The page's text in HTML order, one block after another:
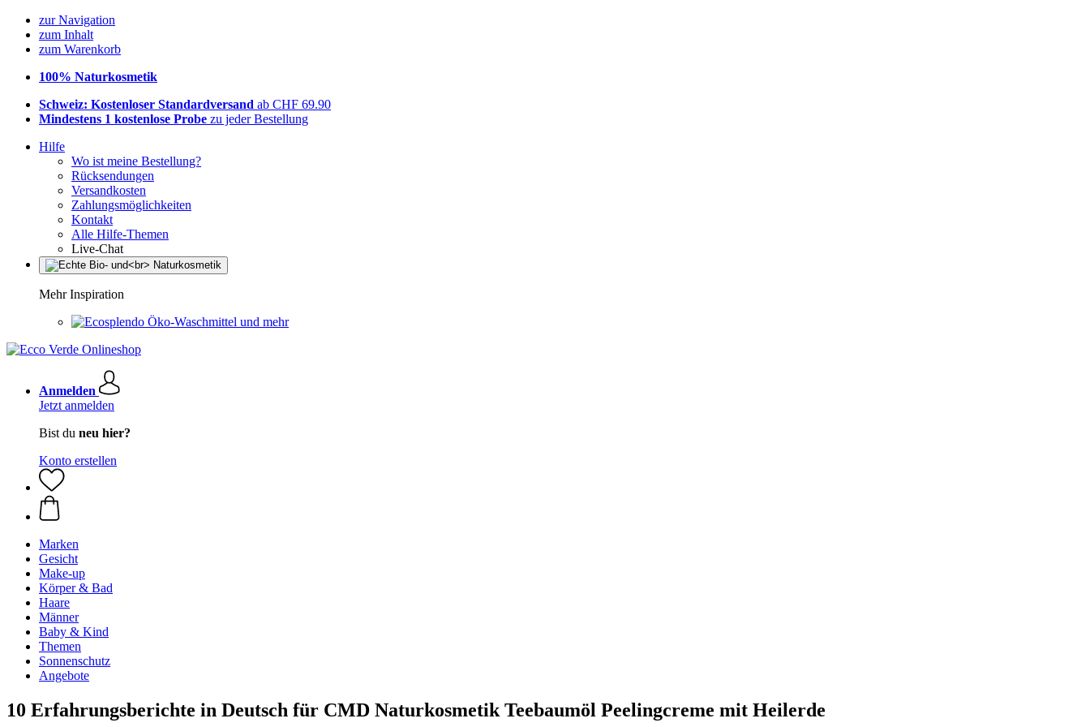
zur Navigation
zum Inhalt
zum Warenkorb
100% Naturkosmetik
Schweiz: Kostenloser Standardversand ab CHF 69.90
Mindestens 1 kostenlose Probe zu jeder Bestellung
Hilfe
Wo ist meine Bestellung?
Rücksendungen
Versandkosten
Zahlungsmöglichkeiten
Kontakt
Alle Hilfe-Themen
Live-Chat
Mehr Inspiration
Öko-Waschmittel und mehr
Anmelden
Jetzt anmelden
Bist du neu hier?
Konto erstellen
Marken
Gesicht
Make-up
Körper & Bad
Haare
Männer
Baby & Kind
Themen
Sonnenschutz
Angebote
10 Erfahrungsberichte in Deutsch für CMD Naturkosmetik Teebaumöl Peelingcreme mit Heilerde